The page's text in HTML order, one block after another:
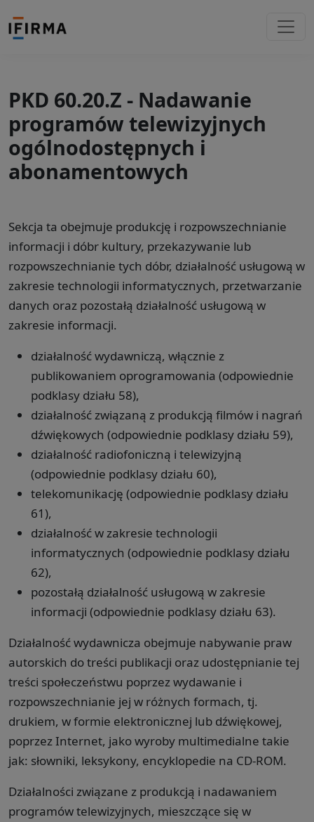
PKD 60.20.Z - Nadawanie
programów telewizyjnych
ogólnodostępnych i
abonamentowych
Sekcja ta obejmuje produkcję i rozpowszechnianie
informacji i dóbr kultury, przekazywanie lub
rozpowszechnianie tych dóbr, działalność usługową w
zakresie technologii informatycznych, przetwarzanie
danych oraz pozostałą działalność usługową w
zakresie informacji.
działalność wydawniczą, włącznie z
publikowaniem oprogramowania (odpowiednie
podklasy działu 58),
działalność związaną z produkcją filmów i nagrań
dźwiękowych (odpowiednie podklasy działu 59),
działalność radiofoniczną i telewizyjną
(odpowiednie podklasy działu 60),
telekomunikację (odpowiednie podklasy działu
61),
działalność w zakresie technologii
informatycznych (odpowiednie podklasy działu
62),
pozostałą działalność usługową w zakresie
informacji (odpowiednie podklasy działu 63).
Działalność wydawnicza obejmuje nabywanie praw
autorskich do treści publikacji oraz udostępnianie tej
treści społeczeństwu poprzez wydawanie i
rozpowszechnianie jej w różnych formach, tj.
drukiem, w formie elektronicznej lub dźwiękowej,
poprzez Internet, jako wyroby multimedialne takie
jak: słowniki, leksykony, encyklopedie na CD-ROM.
Działalności związane z produkcją i nadawaniem
programów telewizyjnych, mieszczące się w